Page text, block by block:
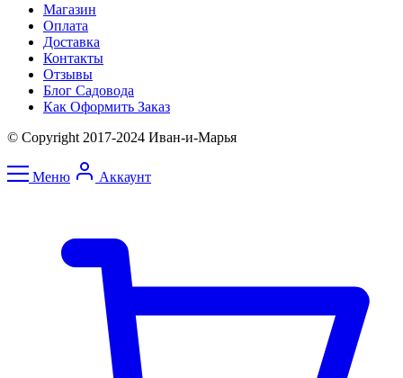
Магазин
Оплата
Доставка
Контакты
Отзывы
Блог Садовода
Как Оформить Заказ
© Copyright 2017-2024 Иван-и-Марья
Меню Аккаунт